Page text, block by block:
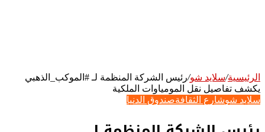
الرئيسية/سلايد شو/رئيس الشركة المنظمة لـ #الموكب_الذهبي
يكشف تفاصيل نقل المومياوات الملكية
سلايد شوشارع الثقافةصندوق الدنيا